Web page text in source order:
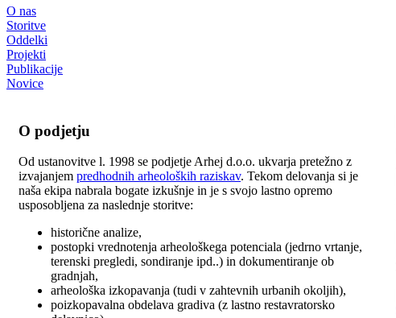
O nas
Storitve
Oddelki
Projekti
Publikacije
Novice
O podjetju
Od ustanovitve l. 1998 se podjetje Arhej d.o.o. ukvarja pretežno z
izvajanjem predhodnih arheoloških raziskav. Tekom delovanja si je
naša ekipa nabrala bogate izkušnje in je s svojo lastno opremo
usposobljena za naslednje storitve:
historične analize,
postopki vrednotenja arheološkega potenciala (jedrno vrtanje,
terenski pregledi, sondiranje ipd..) in dokumentiranje ob
gradnjah,
arheološka izkopavanja (tudi v zahtevnih urbanih okoljih),
poizkopavalna obdelava gradiva (z lastno restavratorsko